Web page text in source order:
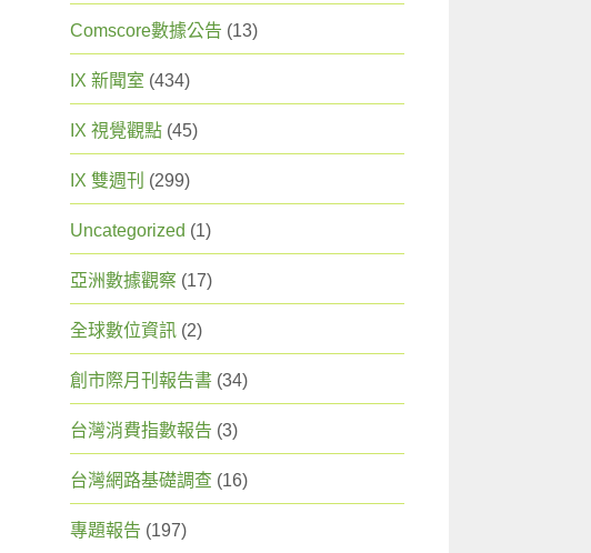
Comscore數據公告 (13)
IX 新聞室 (434)
IX 視覺觀點 (45)
IX 雙週刊 (299)
Uncategorized (1)
亞洲數據觀察 (17)
全球數位資訊 (2)
創市際月刊報告書 (34)
台灣消費指數報告 (3)
台灣網路基礎調查 (16)
專題報告 (197)